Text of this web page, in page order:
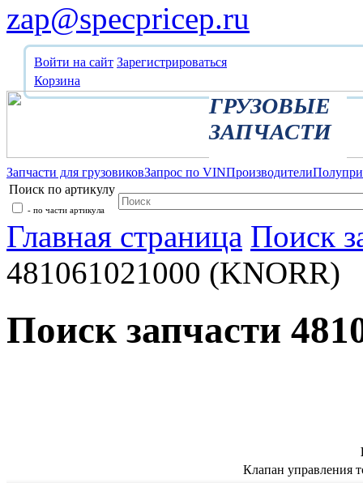
zap@specpricep.ru
Войти на сайт Зарегистрироваться
Корзина
ГРУЗОВЫЕ
ЗАПЧАСТИ
Запчасти для грузовиковЗапрос по VINПроизводители
Поиск по артикулу
- по части артикула
Главная страница Поиск
481061021000 (KNORR)
Поиск запчасти
Клапан управления